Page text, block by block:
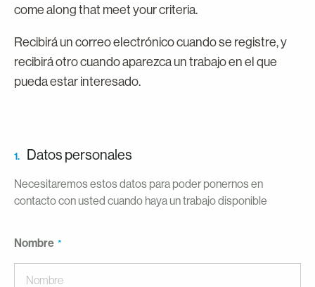
come along that meet your criteria.
Recibirá un correo electrónico cuando se registre, y
recibirá otro cuando aparezca un trabajo en el que
pueda estar interesado.
1. Datos personales
Necesitaremos estos datos para poder ponernos en
contacto con usted cuando haya un trabajo disponible
Nombre